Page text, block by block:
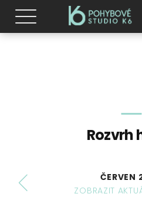
Rozvrh
ČERVEN
ZOBRAZIT